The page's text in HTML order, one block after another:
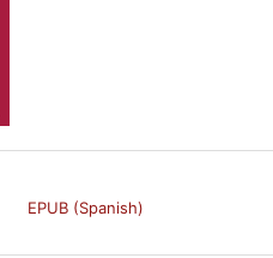
EPUB (Spanish)